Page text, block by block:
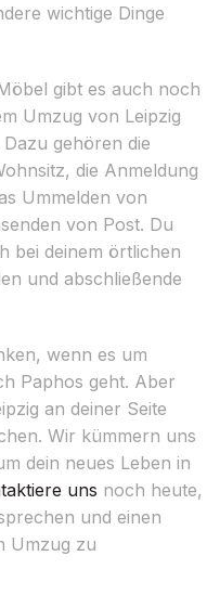
wichtige Dinge
gibt es auch noch
Umzug von Leipzig
gehören die
die Anmeldung
Ummelden von
von Post. Du
bei deinem örtlichen
und abschließende
wenn es um
Paphos geht. Aber
an deiner Seite
Wir kümmern uns
dein neues Leben in
uns noch heute,
und einen
Umzug zu